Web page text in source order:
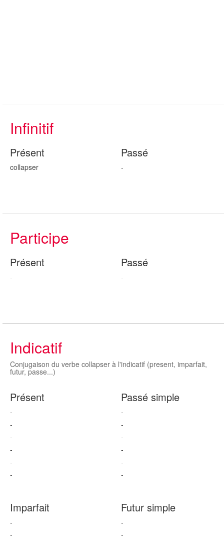
Infinitif
Présent
collapser
Passé
-
Participe
Présent
-
Passé
-
Indicatif
Conjugaison du verbe collapser à l'indicatif (present, imparfait,
futur, passe...)
Présent
-
-
-
-
-
-
Passé simple
-
-
-
-
-
-
Imparfait
-
-
Futur simple
-
-